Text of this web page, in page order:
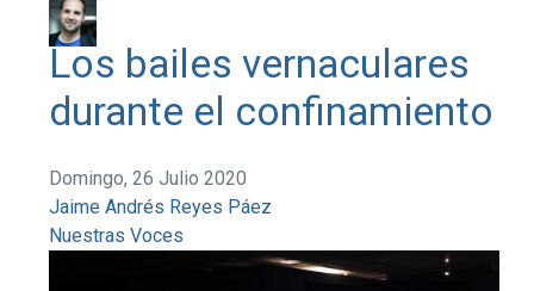
Los bailes vernaculares
durante el confinamiento
Domingo, 26 Julio 2020
Jaime Andrés Reyes Páez
Nuestras Voces